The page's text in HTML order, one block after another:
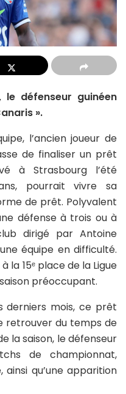
défenseur guinéen
».
l’ancien joueur de
de finaliser un prêt
à Strasbourg l’été
pourrait vivre sa
de prêt. Polyvalent
défense à trois ou à
dirigé par Antoine
équipe en difficulté.
la 15ᵉ place de la Ligue
préoccupant.
derniers mois, ce prêt
retrouver du temps de
la saison, le défenseur
de championnat,
qu’une apparition